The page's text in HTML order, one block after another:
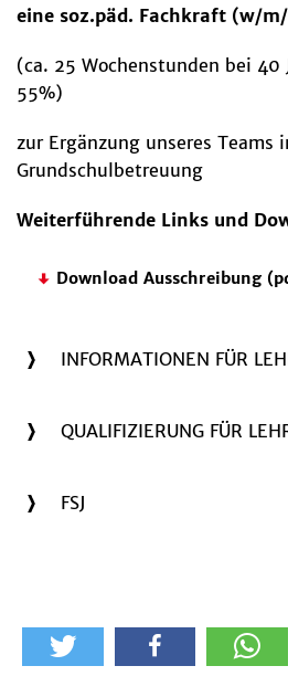
eine soz.päd. Fachkraft (w/
(ca. 25 Wochenstunden bei 40
55%)
zur Ergänzung unseres Teams
Grundschulbetreuung
Weiterführende Links und
Download Ausschreibung
INFORMATIONEN FÜR
QUALIFIZIERUNG FÜR
FSJ